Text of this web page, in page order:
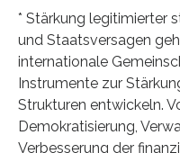
* Stärkung legitimierter
und Staatsversagen
internationale
Instrumente zur
Strukturen entwickeln.
Demokratisierung,
Verbesserung der